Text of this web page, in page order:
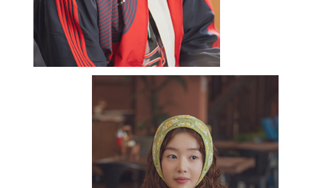
어머니에게 삭발을 당해 출가를 하려는
금복 캐릭터는 웃어야 할지 울어야 할지
모르겠더라. 심지어는 비구니인 금복의
어머니가 자꾸 아들을 계도해서
엄마의 역할을 하고 있나, 이 종교는
태고종인가 조계종인가 싶어
혼란스러웠다.(웃음) 청춘 코미디에서 늘
현실적인 측면만 다룰 이유는 없지만,
캐릭터들의 이런 지점들이 덜컥거린다고